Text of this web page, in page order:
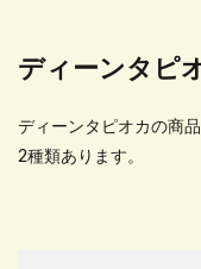
ディーンタピ
ディーンタピオカの商
2種類あります。